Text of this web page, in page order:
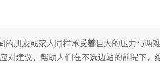
朋友或家人同样承受着巨大的压力与两
对建议，帮助人们在不选边站的前提下，